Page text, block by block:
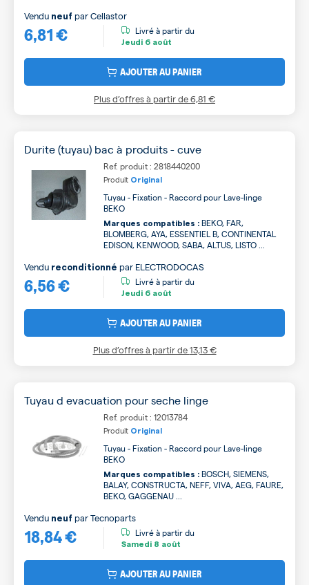
6,81 €
Vendu neuf parCellastor
Livré à partir du
Jeudi 6 août
AJOUTER AU PANIER
Plus d’offres à partir de6,81 €
Durite (tuyau) bac à produits - cuve
Ref. produit : 2818440200
Produit Original
Tuyau - Fixation - Raccord pour Lave-linge
BEKO
Marques compatibles : BEKO, FAR,
BLOMBERG, AYA, ESSENTIEL B, CONTINENTAL
EDISON, KENWOOD, SABA, ALTUS, LISTO ...
6,56 €
Vendu reconditionné par ELECTRODOCAS
Livré à partir du
Jeudi 6 août
AJOUTER AU PANIER
Plus d’offres à partir de13,13 €
Tuyau d evacuation pour seche linge
Ref. produit : 12013784
Produit Original
Tuyau - Fixation - Raccord pour Lave-linge
BEKO
Marques compatibles : BOSCH, SIEMENS,
BALAY, CONSTRUCTA, NEFF, VIVA, AEG, FAURE,
BEKO, GAGGENAU ...
18,84 €
Vendu neuf parTecnoparts
Livré à partir du
Samedi 8 août
AJOUTER AU PANIER